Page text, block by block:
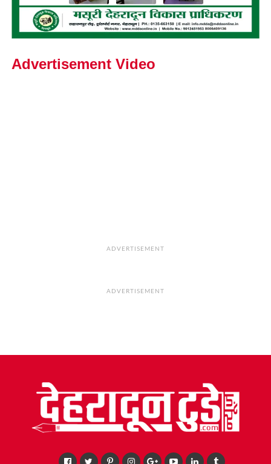
Advertisement Video
ADVERTISEMENT
ADVERTISEMENT